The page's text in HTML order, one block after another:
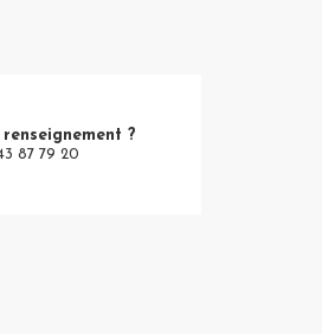
renseignement ?
87 79 20